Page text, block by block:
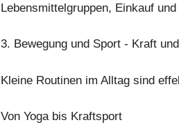
Lebensmittelgruppen, Einkauf
3. Bewegung und Sport - Kraft
Kleine Routinen im Alltag sind
Von Yoga bis Kraftsport